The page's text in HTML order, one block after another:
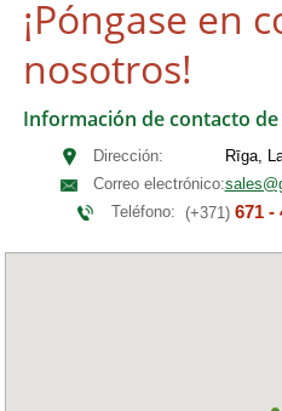
¡Póngase en
nosotros!
Información de contacto
Dirección:
Rīga,
Correo electrónico:
Teléfono: (+371) 671 -